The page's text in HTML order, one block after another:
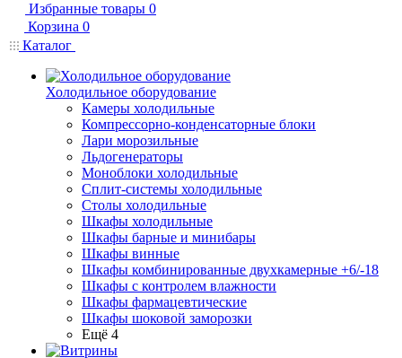
Избранные товары 0
Корзина 0
Каталог
Холодильное оборудование
Камеры холодильные
Компрессорно-конденсаторные блоки
Лари морозильные
Льдогенераторы
Моноблоки холодильные
Сплит-системы холодильные
Столы холодильные
Шкафы холодильные
Шкафы барные и минибары
Шкафы винные
Шкафы комбинированные двухкамерные +6/-18
Шкафы с контролем влажности
Шкафы фармацевтические
Шкафы шоковой заморозки
Ещё 4